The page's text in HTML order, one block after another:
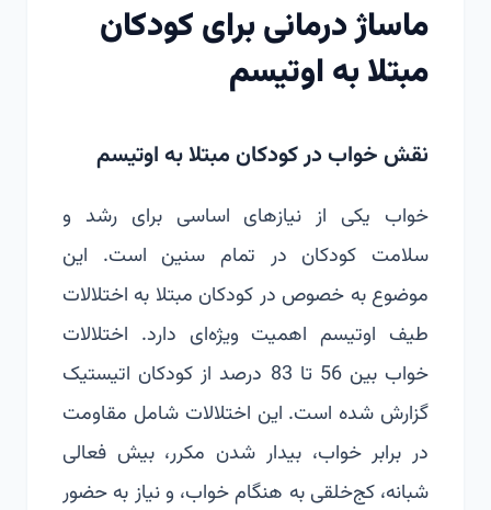
ماساژ درمانی برای کودکان
مبتلا به اوتیسم
نقش خواب در کودکان مبتلا به اوتیسم
خواب یکی از نیازهای اساسی برای رشد و
سلامت کودکان در تمام سنین است. این
موضوع به خصوص در کودکان مبتلا به اختلالات
طیف اوتیسم اهمیت ویژه‌ای دارد. اختلالات
خواب بین 56 تا 83 درصد از کودکان اتیستیک
گزارش شده است. این اختلالات شامل مقاومت
در برابر خواب، بیدار شدن مکرر، بیش فعالی
شبانه، کج‌خلقی به هنگام خواب، و نیاز به حضور